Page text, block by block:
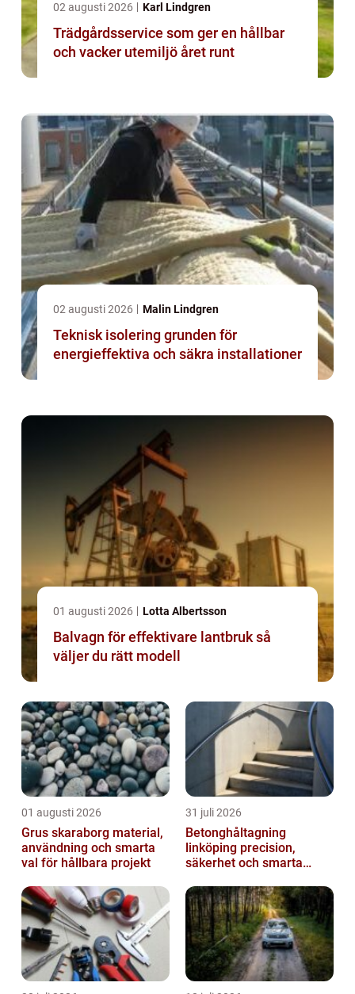
02 augusti 2026 Karl Lindgren
Trädgårdsservice som ger en hållbar
och vacker utemiljö året runt
02 augusti 2026 Malin Lindgren
Teknisk isolering grunden för
energieffektiva och säkra installationer
01 augusti 2026 Lotta Albertsson
Balvagn för effektivare lantbruk så
väljer du rätt modell
01 augusti 2026
Grus skaraborg material,
användning och smarta
val för hållbara projekt
31 juli 2026
Betonghåltagning
linköping precision,
säkerhet och smarta